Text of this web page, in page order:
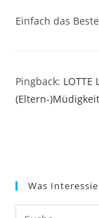
Einfach das
Pingback: LOTTE
(Eltern-)Müdigkeit
Was